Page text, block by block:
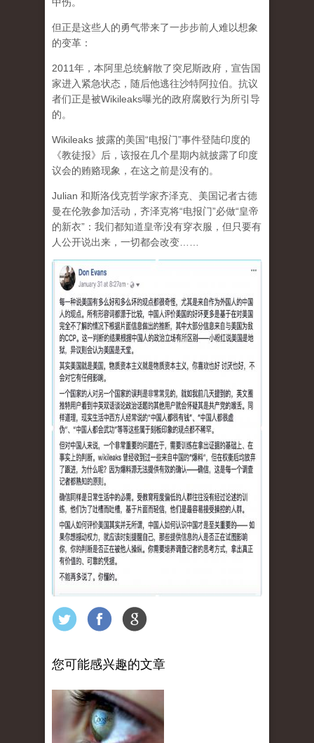
但正是这些人的勇气带来了一步步前人难以想象
的变革：
2011年，本阿里总统解散了突尼斯政府，宣告国
家进入紧急状态，随后他逃往沙特阿拉伯。抗议
者们正是被Wikileaks曝光的政府腐败行为所引导
的。
Wikileaks 披露的美国“电报门”事件登陆印度的
《教徒报》后，该报在几个星期内就披露了印度
议会的贿赂现象，在这之前是没有的。
Julian 和斯洛伐克哲学家齐泽克、美国记者古德
曼在伦敦参加活动，齐泽克将“电报门”必做“皇帝
的新衣”：我们都知道皇帝没有穿衣服，但只要有
人公开说出来，一切都会改变……
您可能感兴趣的文章